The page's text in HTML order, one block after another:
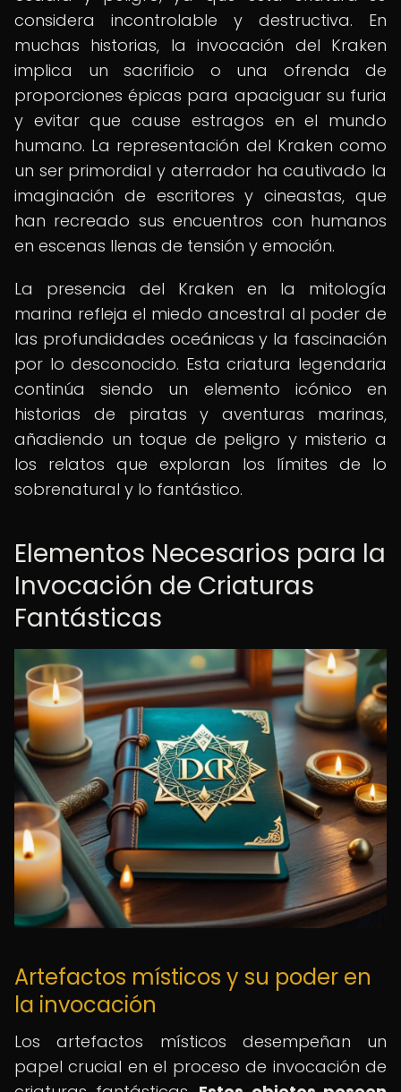
considera incontrolable y destructiva. En
muchas historias, la invocación del Kraken
implica un sacrificio o una ofrenda de
proporciones épicas para apaciguar su furia
y evitar que cause estragos en el mundo
humano. La representación del Kraken como
un ser primordial y aterrador ha cautivado la
imaginación de escritores y cineastas, que
han recreado sus encuentros con humanos
en escenas llenas de tensión y emoción.
La presencia del Kraken en la mitología
marina refleja el miedo ancestral al poder de
las profundidades oceánicas y la fascinación
por lo desconocido. Esta criatura legendaria
continúa siendo un elemento icónico en
historias de piratas y aventuras marinas,
añadiendo un toque de peligro y misterio a
los relatos que exploran los límites de lo
sobrenatural y lo fantástico.
Elementos Necesarios para la
Invocación de Criaturas
Fantásticas
Artefactos místicos y su poder en
la invocación
Los artefactos místicos desempeñan un
papel crucial en el proceso de invocación de